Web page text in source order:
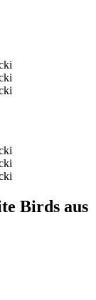
Birds aus